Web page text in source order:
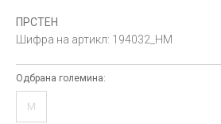
ПРСТЕН
Шифра на артикл: 194032_HM
Одбрана големина:
M